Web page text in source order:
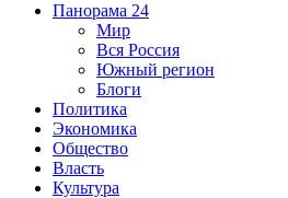
Панорама 24
Мир
Вся Россия
Южный регион
Блоги
Политика
Экономика
Общество
Власть
Культура